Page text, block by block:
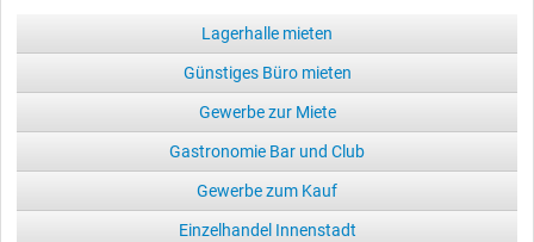
Lagerhalle mieten
Günstiges Büro mieten
Gewerbe zur Miete
Gastronomie Bar und Club
Gewerbe zum Kauf
Einzelhandel Innenstadt